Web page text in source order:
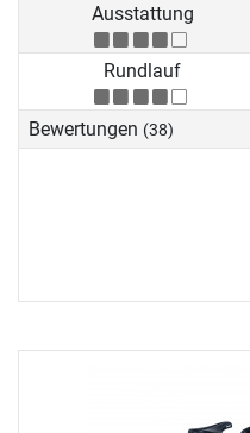
Ausstattung
Rundlauf
Bewertungen (38)